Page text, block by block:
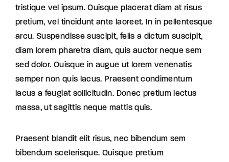
tristique vel ipsum. Quisque placerat diam at risus
pretium, vel tincidunt ante laoreet. In in pellentesque
arcu. Suspendisse suscipit, felis a dictum suscipit,
diam lorem pharetra diam, quis auctor neque sem
sed dolor. Quisque in augue ut lorem venenatis
semper non quis lacus. Praesent condimentum
lacus a feugiat sollicitudin. Donec pretium lectus
massa, ut sagittis neque mattis quis.
Praesent blandit elit risus, nec bibendum sem
bibendum scelerisque. Quisque pretium